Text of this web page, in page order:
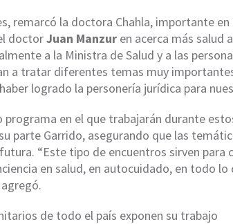
remarcó la doctora Chahla, importante
doctorJuan Manzur en acerca más salud
a la Ministra de Salud y a las
a tratar diferentes temas muy
logrado la personería jurídica para
programa en el que trabajarán durante
parte Garrido, asegurando que las
“Este tipo de encuentros sirven para
en salud, en autocuidado, en todo
de todo el país exponen su trabajo